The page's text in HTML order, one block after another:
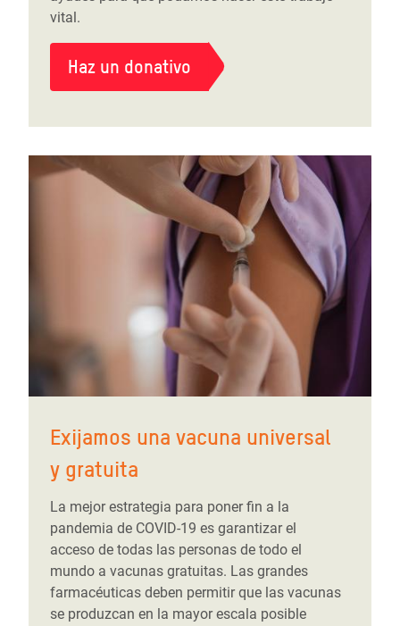
vital.
Haz un donativo
Exijamos una vacuna universal
y gratuita
La mejor estrategia para poner fin a la
pandemia de COVID-19 es garantizar el
acceso de todas las personas de todo el
mundo a vacunas gratuitas. Las grandes
farmacéuticas deben permitir que las vacunas
se produzcan en la mayor escala posible